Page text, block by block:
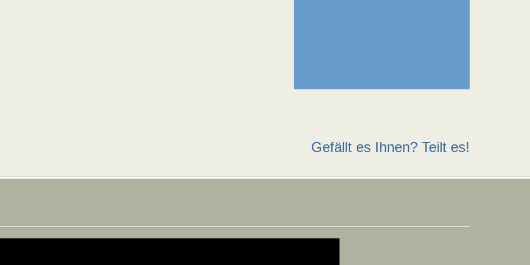
Gefällt es Ihnen? Teilt es!